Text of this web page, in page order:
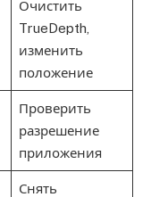
Очистить
TrueDepth,
изменить
положение
Проверить
разрешение
приложения
Снять